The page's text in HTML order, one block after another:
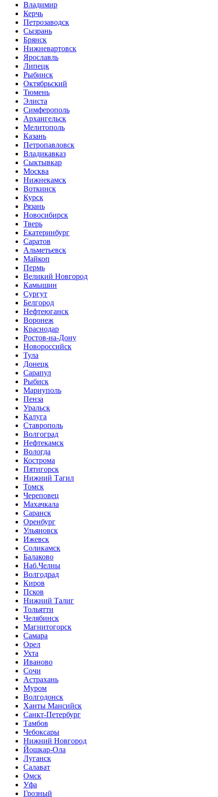
Владимир
Керчь
Петрозаводск
Сызрань
Брянск
Нижневартовск
Ярославль
Липецк
Рыбинск
Октябрьский
Тюмень
Элиста
Симферополь
Архангельск
Мелитополь
Казань
Петропавловск
Владикавказ
Сыктывкар
Москва
Нижнекамск
Воткинск
Курск
Рязань
Новосибирск
Тверь
Екатеринбург
Саратов
Альметьевск
Майкоп
Пермь
Великий Новгород
Камышин
Сургут
Белгород
Нефтеюганск
Воронеж
Краснодар
Ростов-на-Дону
Новороссийск
Тула
Донецк
Сарапул
Рыбиск
Мариуполь
Пенза
Уральск
Калуга
Ставрополь
Волгоград
Нефтекамск
Вологда
Кострома
Пятигорск
Нижний Тагил
Томск
Череповец
Махачкала
Саранск
Оренбург
Ульяновск
Ижевск
Соликамск
Балаково
Наб.Челны
Волгодрад
Киров
Псков
Нижний Талиг
Тольятти
Челябинск
Магнитогорск
Самара
Орел
Ухта
Иваново
Сочи
Астрахань
Муром
Волгодонск
Ханты Мансийск
Санкт-Петербург
Тамбов
Чебоксары
Нижний Новгород
Йошкар-Ола
Луганск
Салават
Омск
Уфа
Грозный